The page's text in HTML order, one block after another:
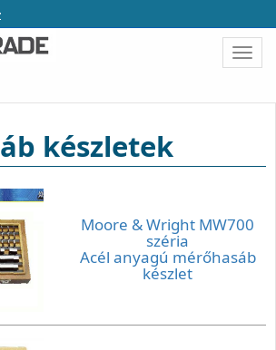
készletek
Moore & Wright MW700
széria
Acél anyagú mérőhasáb
készlet